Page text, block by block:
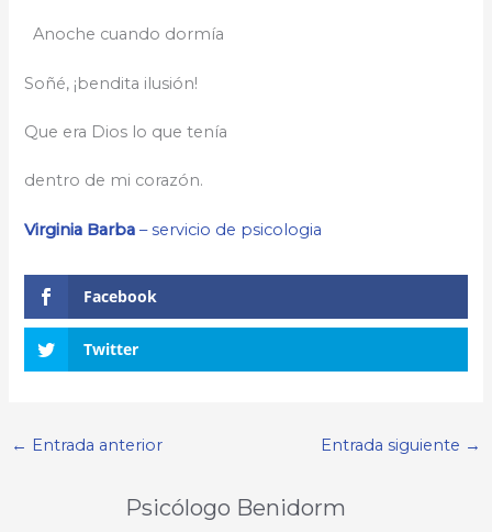
Anoche cuando dormía
Soñé, ¡bendita ilusión!
Que era Dios lo que tenía
dentro de mi corazón.
Virginia Barba – servicio de psicologia
Facebook
Twitter
← Entrada anterior Entrada siguiente →
Psicólogo Benidorm